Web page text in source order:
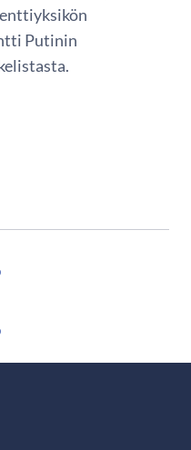
Putinin